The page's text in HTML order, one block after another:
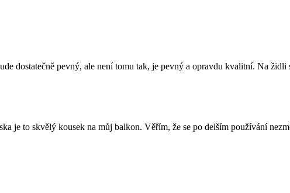
dostatečně pevný, ale není tomu tak, je pevný a opravdu kvalitní. Na židli
je to skvělý kousek na můj balkon. Věřím, že se po delším používání